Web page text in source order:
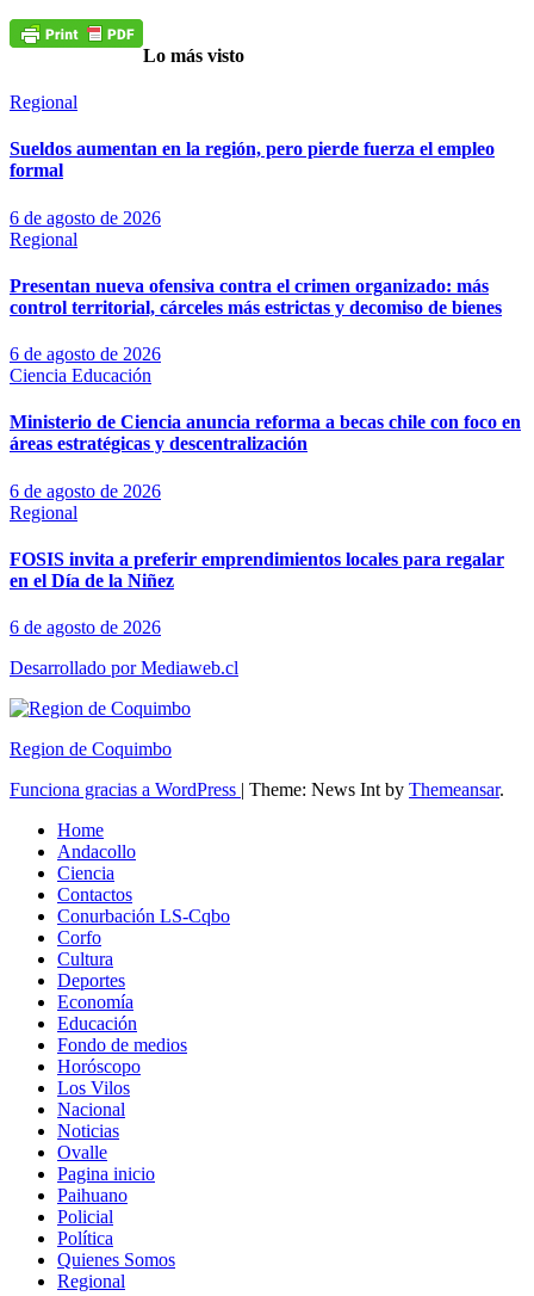
Lo más visto
Regional
Sueldos aumentan en la región, pero pierde fuerza el empleo
formal
6 de agosto de 2026
Regional
Presentan nueva ofensiva contra el crimen organizado: más
control territorial, cárceles más estrictas y decomiso de bienes
6 de agosto de 2026
Ciencia Educación
Ministerio de Ciencia anuncia reforma a becas chile con foco en
áreas estratégicas y descentralización
6 de agosto de 2026
Regional
FOSIS invita a preferir emprendimientos locales para regalar
en el Día de la Niñez
6 de agosto de 2026
Desarrollado por Mediaweb.cl
Region de Coquimbo
Funciona gracias a WordPress | Theme: News Int by Themeansar.
Home
Andacollo
Ciencia
Contactos
Conurbación LS-Cqbo
Corfo
Cultura
Deportes
Economía
Educación
Fondo de medios
Horóscopo
Los Vilos
Nacional
Noticias
Ovalle
Pagina inicio
Paihuano
Policial
Política
Quienes Somos
Regional